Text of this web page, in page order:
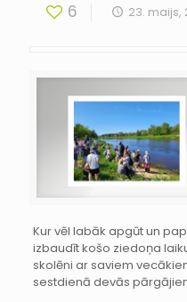
6 23. maijs,
Kur vēl labāk apgūt un
izbaudīt košo ziedoņa
skolēni ar saviem
sestdienā devās